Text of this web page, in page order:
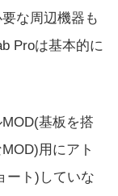
な周辺機器も
Proは基本的に
基板を搭
用にアト
ート)していな